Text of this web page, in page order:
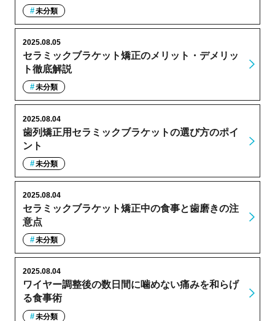
未分類
セラミックブラケット矯正のメリット・デメリッ
ト徹底解説
2025.08.05
未分類
歯列矯正用セラミックブラケットの選び方のポイ
ント
2025.08.04
未分類
セラミックブラケット矯正中の食事と歯磨きの注
意点
2025.08.04
未分類
ワイヤー調整後の数日間に噛めない痛みを和らげ
る食事術
2025.08.04
未分類